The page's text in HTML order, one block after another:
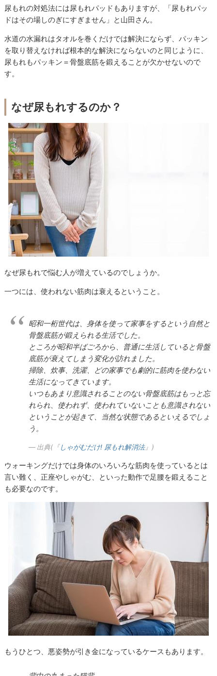
尿もれの対処法には尿もれパッドもありますが、「尿もれパッ
ドはその場しのぎにすぎません」と山田さん。
水道の水漏れはタオルを巻くだけでは解決にならず、パッキン
を取り替えなければ根本的な解決にならないのと同じように、
尿もれもパッキン＝骨盤底筋を鍛えることが欠かせないので
す。
なぜ尿もれするのか？
なぜ尿もれで悩む人が増えているのでしょうか。
一つには、使われない筋肉は衰えるということ。
昭和一桁世代は、身体を使って家事をするという自然と
骨盤底筋が鍛えられる生活でした。
ところが昭和半ばごろから、普通に生活していると骨盤
底筋が衰えてしまう変化が訪れました。
掃除、炊事、洗濯、どの家事でも劇的に筋肉を使わない
生活になってきています。
いつもあまり意識されることのない骨盤底筋はもっと忘
れられ、使われず、使われていないことも意識されない
ということが起きて、当然な状態であるといえるでしょ
う。
出典(『しゃがむだけ! 尿もれ解消法』)
ウォーキングだけでは身体のいろいろな筋肉を使っているとは
言い難く、正座やしゃがむ、といった動作で足腰を鍛えること
も必要なのです。
もうひとつ、悪姿勢が引き金になっているケースもあります。